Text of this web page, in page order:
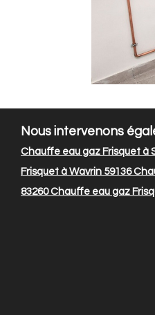
Nous intervenons
Chauffe eau gaz Frisquet à
Frisquet à Wavrin 59136
83260Chauffe eau gaz